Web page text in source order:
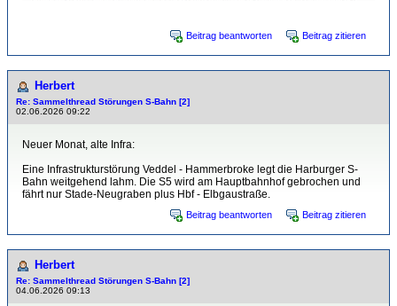
Beitrag beantworten Beitrag zitieren
Herbert
Re: Sammelthread Störungen S-Bahn [2]
02.06.2026 09:22
Neuer Monat, alte Infra:
Eine Infrastrukturstörung Veddel - Hammerbroke legt die Harburger S-
Bahn weitgehend lahm. Die S5 wird am Hauptbahnhof gebrochen und
fährt nur Stade-Neugraben plus Hbf - Elbgaustraße.
Beitrag beantworten Beitrag zitieren
Herbert
Re: Sammelthread Störungen S-Bahn [2]
04.06.2026 09:13